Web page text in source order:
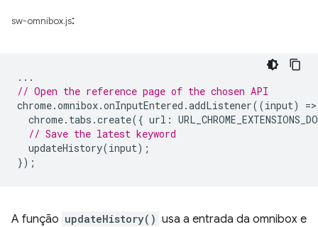
sw-omnibox.js:
...
// Open the reference page of the chosen API
chrome.omnibox.onInputEntered .addListener((input) =>
chrome. tabs .create({ url :
// Save the latest keyword
updateHistory(input);
});
A função updateHistory() usa a entrada da omnibox e